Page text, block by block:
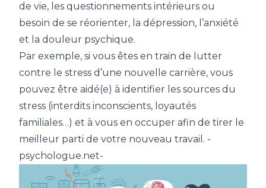
de vie, les questionnements intérieurs ou
besoin de se réorienter, la dépression, l’anxiété
et la douleur psychique.
Par exemple, si vous êtes en train de lutter
contre le stress d’une nouvelle carrière, vous
pouvez être aidé(e) à identifier les sources du
stress (interdits inconscients, loyautés
familiales…) et à vous en occuper afin de tirer le
meilleur parti de votre nouveau travail. -
psychologue.net-